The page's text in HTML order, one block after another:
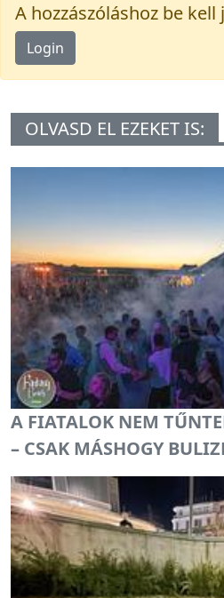
A hozzászóláshoz be kell
Login
OLVASD EL EZEKET IS:
A FIATALOK NEM
– CSAK MÁSHOGY